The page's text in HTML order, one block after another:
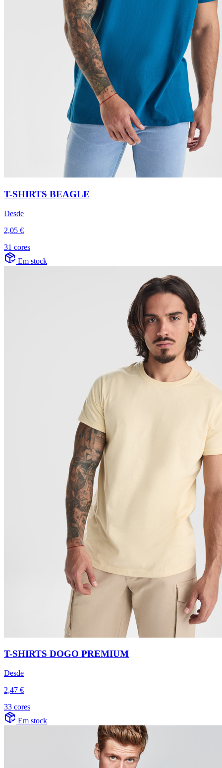
T-SHIRTS BEAGLE
Desde
2,05 €
31 cores
Em stock
T-SHIRTS DOGO PREMIUM
Desde
2,47 €
33 cores
Em stock